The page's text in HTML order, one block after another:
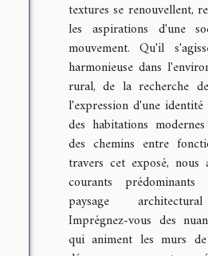
textures se renouvellent,
les aspirations d'une
mouvement. Qu'il
harmonieuse dans
rural, de la recherche
l'expression d'une identité
des habitations
des chemins entre
travers cet exposé,
courants
paysage
Imprégnez-vous des
qui animent les murs